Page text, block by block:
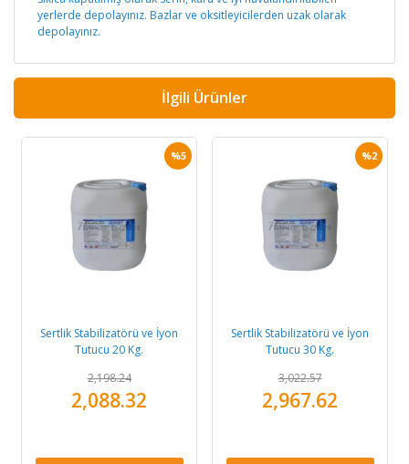
yerlerde depolayınız. Bazlar ve oksitleyicilerden uzak olarak
depolayınız.
İlgili Ürünler
%5
Sertlik Stabilizatörü ve İyon
Tutucu 20 Kg.
2,198.24
2,088.32
%2
Sertlik Stabilizatörü ve İyon
Tutucu 30 Kg.
3,022.57
2,967.62